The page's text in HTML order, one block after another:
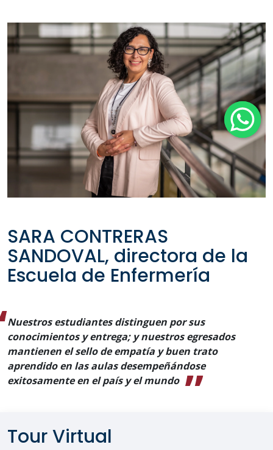
SARA CONTRERAS
SANDOVAL, directora de la
Escuela de Enfermería
Nuestros estudiantes distinguen por sus
conocimientos y entrega; y nuestros egresados
mantienen el sello de empatía y buen trato
aprendido en las aulas desempeñándose
exitosamente en el país y el mundo
Tour Virtual